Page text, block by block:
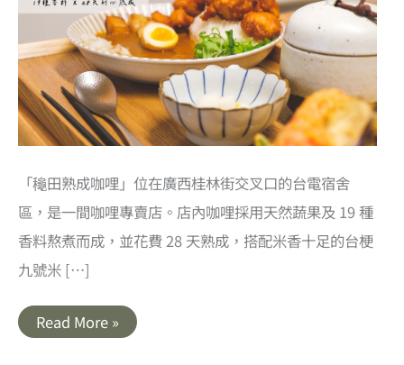
「龝田熟成咖哩」位在廣西桂林街交叉口的台電宿舍
區，是一間咖哩專賣店。店內咖哩採用天然蔬果及 19 種
香料熬煮而成，並花費 28 天熟成，搭配米香十足的台梗
九號米 […]
高
雄
Read More »